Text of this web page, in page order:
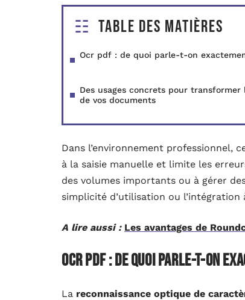
Table des matières
Ocr pdf : de quoi parle-t-on
Des usages concrets pour transformer
de vos documents
Dans l’environnement professionnel,
à la saisie manuelle et limite les
des volumes importants ou à gérer
simplicité d’utilisation ou
A lire aussi : Les avantages de
Ocr pdf : de quoi parle-t-on
La reconnaissance optique de